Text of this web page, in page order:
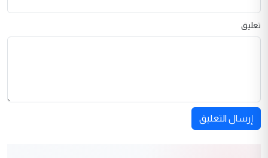
تعليق
إرسال التعليق